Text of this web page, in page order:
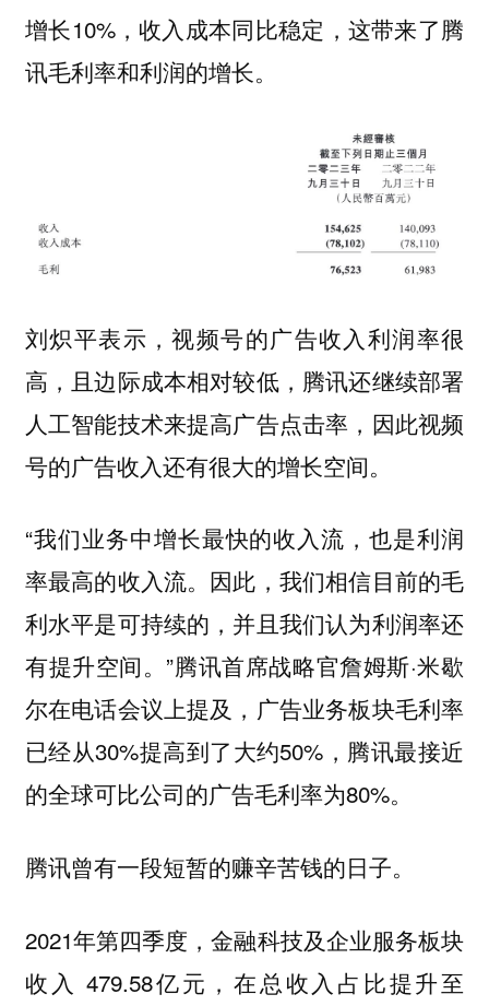
增长10%，收入成本同比稳定，这带来了腾
讯毛利率和利润的增长。
刘炽平表示，视频号的广告收入利润率很
高，且边际成本相对较低，腾讯还继续部署
人工智能技术来提高广告点击率，因此视频
号的广告收入还有很大的增长空间。
“我们业务中增长最快的收入流，也是利润
率最高的收入流。因此，我们相信目前的毛
利水平是可持续的，并且我们认为利润率还
有提升空间。”腾讯首席战略官詹姆斯·米歇
尔在电话会议上提及，广告业务板块毛利率
已经从30%提高到了大约50%，腾讯最接近
的全球可比公司的广告毛利率为80%。
腾讯曾有一段短暂的赚辛苦钱的日子。
2021年第四季度，金融科技及企业服务板块
收入 479.58亿元，在总收入占比提升至